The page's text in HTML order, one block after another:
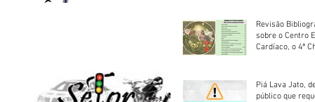
Revisão
sobre o Centro
Cardíaco, o 4ª
Piá Lava Jato,
público que